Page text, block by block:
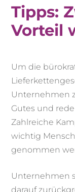
Tipps:
Vorteil
Um die
Unternehmen
Gutes und
Zahlreiche
wichtig
genommen
Unternehmen
darauf